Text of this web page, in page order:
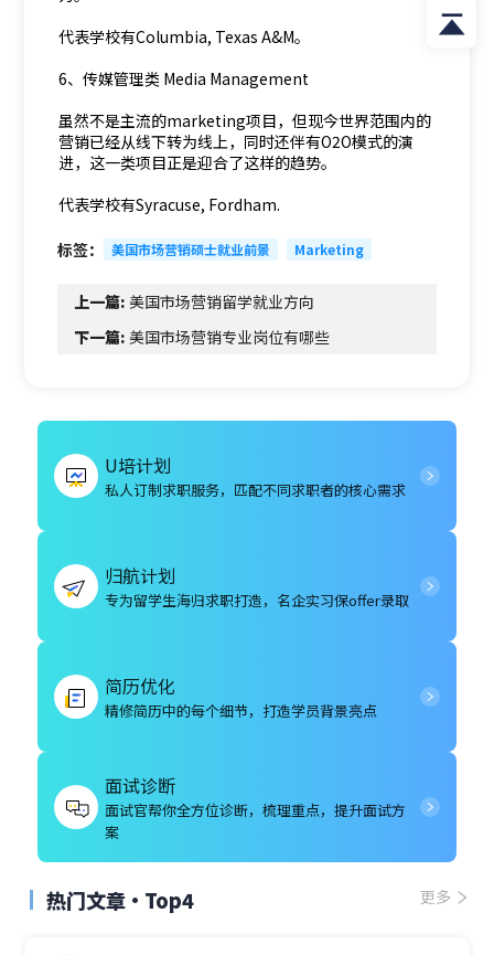
代表学校有Columbia, Texas A&M。
6、传媒管理类 Media Management
虽然不是主流的marketing项目，但现今世界范围内的
营销已经从线下转为线上，同时还伴有O2O模式的演
进，这一类项目正是迎合了这样的趋势。
代表学校有Syracuse, Fordham.
标签： 美国市场营销硕士就业前景 Marketing
上一篇:美国市场营销留学就业方向
下一篇:美国市场营销专业岗位有哪些
U培计划
私人订制求职服务，匹配不同求职者的核心需求
归航计划
专为留学生海归求职打造，名企实习保offer录取
简历优化
精修简历中的每个细节，打造学员背景亮点
面试诊断
面试官帮你全方位诊断，梳理重点，提升面试方
案
热门文章·Top4 更多